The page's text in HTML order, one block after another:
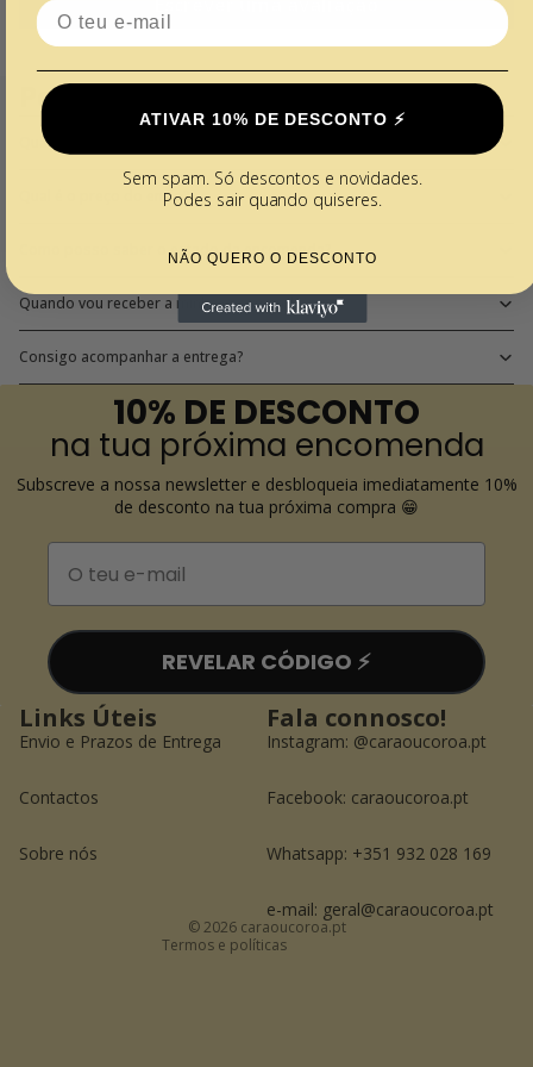
Escrever uma avaliação
Perguntas Frequentes
Quais os métodos de pagamento disponíveis?
Qual é o preço do envio?
Como posso saber o estado da encomenda?
Quando vou receber a minha encomenda?
Consigo acompanhar a entrega?
10% DE DESCONTO
na tua próxima encomenda
Subscreve a nossa newsletter e desbloqueia imediatamente 10%
de desconto na tua próxima compra 😁
REVELAR CÓDIGO ⚡️
Links Úteis
Envio e Prazos de Entrega
Contactos
Sobre nós
Fala connosco!
Instagram: @caraoucoroa.pt
Facebook: caraoucoroa.pt
Whatsapp: +351 932 028 169
e-mail: geral@caraoucoroa.pt
© 2026 caraoucoroa.pt
Termos e políticas
Política de reembolso
Email
ATIVAR 10% DE DESCONTO ⚡️
Sem spam. Só descontos e novidades.
Podes sair quando quiseres.
NÃO QUERO O DESCONTO